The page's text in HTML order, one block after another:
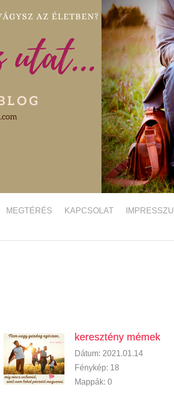
MEGTÉRÉS KAPCSOLAT
keresztény mémek
Dátum: 2021.01.14
Fénykép: 18
Mappák: 0